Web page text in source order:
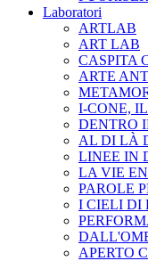
Laboratori
ARTLAB
ART LAB
CASPITA
ARTE
I-CONE,
DENTRO
AL DI LÀ
LINEE IN
LA VIE
PAROLE
I CIELI DI
APERTO